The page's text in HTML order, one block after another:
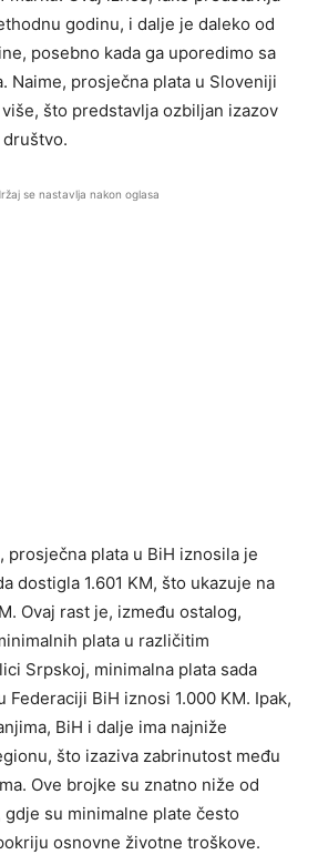
godinu, i dalje je daleko od
posebno kada ga uporedimo sa
Naime, prosječna plata u Sloveniji
što predstavlja ozbiljan izazov
se nastavlja nakon oglasa
prosječna plata u BiH iznosila je
dostigla 1.601 KM, što ukazuje na
Ovaj rast je, između ostalog,
plata u različitim
Srpskoj, minimalna plata sada
Federaciji BiH iznosi 1.000 KM. Ipak,
BiH i dalje ima najniže
što izaziva zabrinutost među
Ove brojke su znatno niže od
gdje su minimalne plate često
osnovne životne troškove.